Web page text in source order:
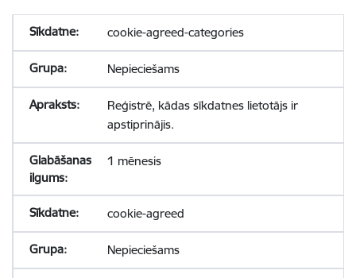
cookie-agreed-categories
Nepieciešams
Reģistrē, kādas sīkdatnes lietotājs ir
apstiprinājis.
1 mēnesis
cookie-agreed
Nepieciešams